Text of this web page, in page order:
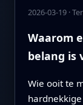
2026-03-19·
Waarom
belang is
Wie ooit te